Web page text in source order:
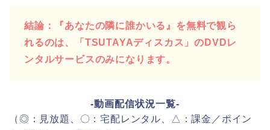
結論：『あなたの隣に誰かいる』を無料で観ら
れるのは、「TSUTAYAディスカス」のDVDレ
ンタルサービスのみになります。
-動画配信状況一覧-
（◎：見放題、〇：宅配レンタル、△：課金／ポイン